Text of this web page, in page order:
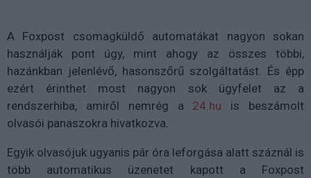
A Foxpost csomagküldő automatákat nagyon sokan
használják pont úgy, mint ahogy az összes többi,
hazánkban jelenlévő, hasonszőrű szolgáltatást. És épp
ezért érinthet most nagyon sok ügyfelet az a
rendszerhiba, amiről nemrég a 24.hu is beszámolt
olvasói panaszokra hivatkozva.
Egyik olvasójuk ugyanis pár óra leforgása alatt száznál is
több automatikus üzenetet kapott a Foxpost